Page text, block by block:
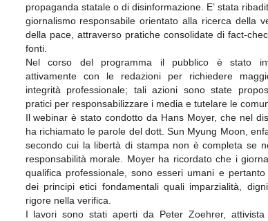
propaganda statale o di disinformazione. E’ stata
giornalismo responsabile orientato alla ricerca della
della pace, attraverso pratiche consolidate di fact-
fonti.
Nel corso del programma il pubblico è stato
attivamente con le redazioni per richiedere
integrità professionale; tali azioni sono state
pratici per responsabilizzare i media e tutelare le
Il webinar è stato condotto da Hans Moyer, che nel
ha richiamato le parole del dott. Sun Myung Moon,
secondo cui la libertà di stampa non è completa se
responsabilità morale. Moyer ha ricordato che i
qualifica professionale, sono esseri umani e
dei principi etici fondamentali quali imparzialità,
rigore nella verifica.
I lavori sono stati aperti da Peter Zoehrer,